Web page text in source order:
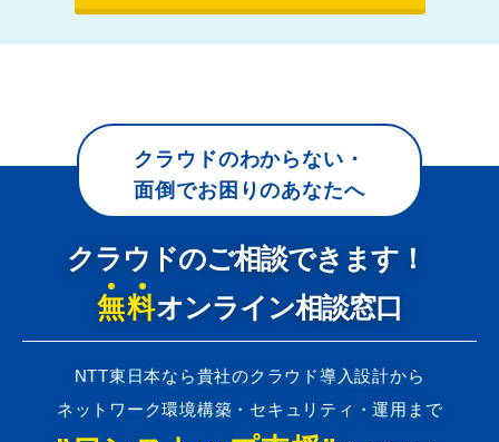
クラウドのわからない・
面倒でお困りのあなたへ
クラウドのご相談できます！
無料オンライン相談窓口
NTT東日本なら貴社のクラウド導入設計から
ネットワーク環境構築・セキュリティ・運用まで